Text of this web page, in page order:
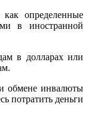
определенные
в иностранной
в долларах или
обмене инвалюты
потратить деньги